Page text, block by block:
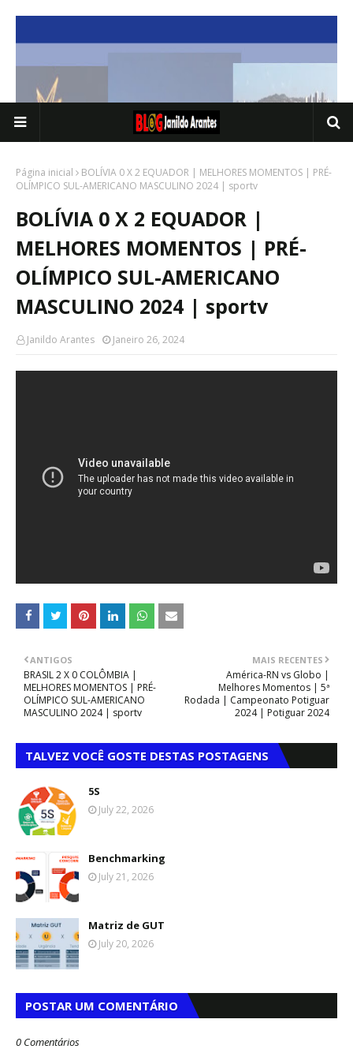
Página inicial
BOLÍVIA 0 X 2 EQUADOR | MELHORES MOMENTOS | PRÉ-
OLÍMPICO SUL-AMERICANO MASCULINO 2024 | sportv
BOLÍVIA 0 X 2 EQUADOR |
MELHORES MOMENTOS | PRÉ-
OLÍMPICO SUL-AMERICANO
MASCULINO 2024 | sportv
Janildo Arantes Janeiro 26, 2024
MAIS RECENTES
América-RN vs Globo |
Melhores Momentos | 5ª
Rodada | Campeonato Potiguar
2024 | Potiguar 2024
ANTIGOS
BRASIL 2 X 0 COLÔMBIA |
MELHORES MOMENTOS | PRÉ-
OLÍMPICO SUL-AMERICANO
MASCULINO 2024 | sportv
TALVEZ VOCÊ GOSTE DESTAS POSTAGENS
5S
July 22, 2026
Benchmarking
July 21, 2026
Matriz de GUT
July 20, 2026
POSTAR UM COMENTÁRIO
0 Comentários